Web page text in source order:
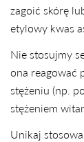
zagoić skórę
etylowy kwas
Nie stosujmy
ona reagować
stężeniu (np.
stężeniem
Unikaj